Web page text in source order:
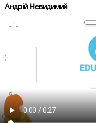
Андрій Невидимий